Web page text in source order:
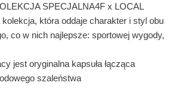
SPECJALNA4F x LOCAL
która oddaje charakter i styl obu
co w nich najlepsze: sportowej wygody,
jest oryginalna kapsuła łącząca
szaleństwa